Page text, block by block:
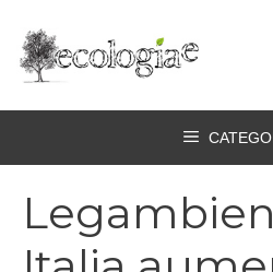
contenuto